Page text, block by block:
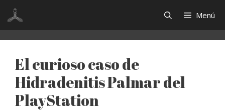
Saltar
contenido
Menú
El curioso caso de
Hidradenitis Palmar del
PlayStation